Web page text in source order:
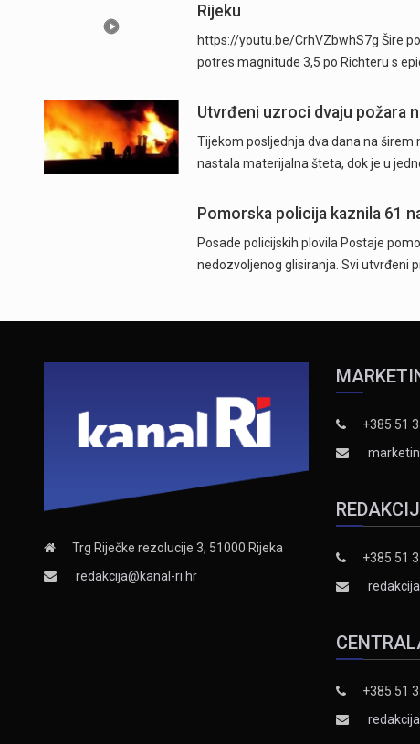
Rijeku
https://youtu.be/CrhVZbwhS7g Šire
potres magnitude 3,5 po Richteru s
Utvrđeni uzroci dvaju požara
Tijekom posljednja dva dana na širem
nastala materijalna šteta, dok je u
Pomorska policija kaznila 61
Posade policijskih plovila Postaje
nedozvoljenog glisiranja. Svi utvrđeni
Trg Riječke rezolucije 3, 51000 Rijeka
redakcija@kanal-ri.hr
+385 51
+385 51
+385 51